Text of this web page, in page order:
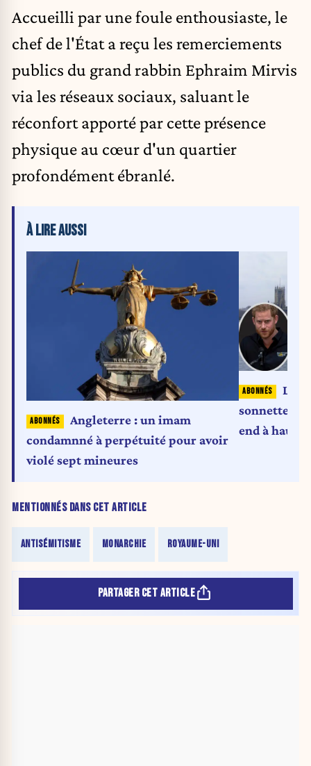
Accueilli par une foule enthousiaste, le
chef de l'État a reçu les remerciements
publics du grand rabbin Ephraim Mirvis
via les réseaux sociaux, saluant le
réconfort apporté par cette présence
physique au cœur d'un quartier
profondément ébranlé.
MENTIONNÉS DANS CET ARTICLE
ANTISÉMITISME MONARCHIE ROYAUME-UNI
À LIRE AUSSI
Angleterre : un imam
condamnné à perpétuité pour avoir
violé sept mineures
Le
sonnette
end à haut
PARTAGER CET ARTICLE